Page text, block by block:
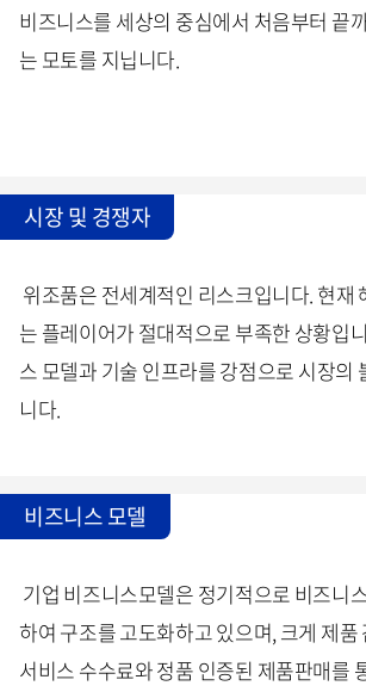
비즈니스를 세상의 중심에서 처음부터 끝
는 모토를 지닙니다.
시장 및 경쟁자
위조품은 전세계적인 리스크입니다. 현재
는 플레이어가 절대적으로 부족한 상황입
스 모델과 기술 인프라를 강점으로 시장의
니다.
비즈니스 모델
기업 비즈니스모델은 정기적으로 비즈니
하여 구조를 고도화하고 있으며, 크게 제
서비스 수수료와 정품 인증된 제품판매를